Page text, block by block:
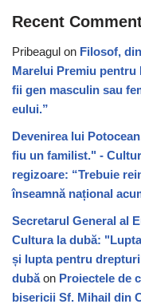
Recent
Pribeagul on Filosof,
Marelui Premiu pentru
fii gen masculin sau
eului.”
Devenirea lui
fiu un familist." -
regizoare: “Trebuie
înseamnă național
Secretarul General al
Cultura la dubă:
și lupta pentru
dubăon Proiectele de
bisericii Sf. Mihail din